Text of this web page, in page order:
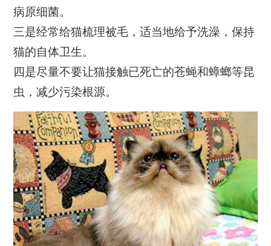
病原细菌。
三是经常给猫梳理被毛，适当地给予洗澡，保持
猫的自体卫生。
四是尽量不要让猫接触已死亡的苍蝇和蟑螂等昆
虫，减少污染根源。